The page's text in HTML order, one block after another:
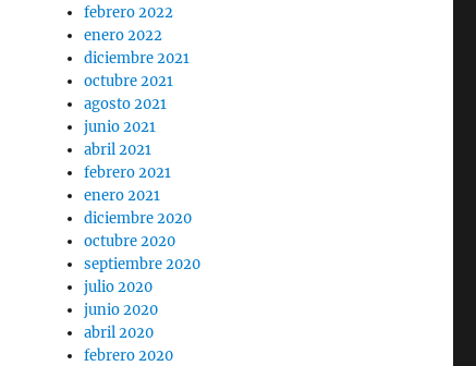
febrero 2022
enero 2022
diciembre 2021
octubre 2021
agosto 2021
junio 2021
abril 2021
febrero 2021
enero 2021
diciembre 2020
octubre 2020
septiembre 2020
julio 2020
junio 2020
abril 2020
febrero 2020